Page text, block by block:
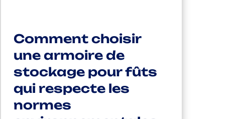
Comment choisir
une armoire de
stockage pour fûts
qui respecte les
normes